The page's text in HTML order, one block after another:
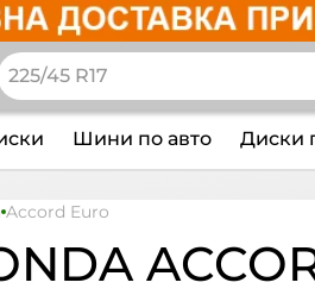
Шини по авто Диски
Accord Euro